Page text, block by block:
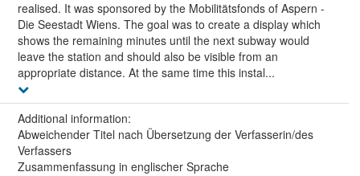
realised. It was sponsored by the Mobilitätsfonds of Aspern -
Die Seestadt Wiens. The goal was to create a display which
shows the remaining minutes until the next subway would
leave the station and should also be visible from an
appropriate distance. At the same time this instal...
Additional information:
Abweichender Titel nach Übersetzung der Verfasserin/des
Verfassers
Zusammenfassung in englischer Sprache